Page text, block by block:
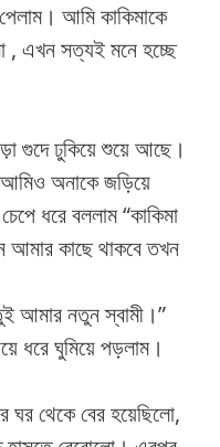
আমি কাকিমাকে
, এখন সত্যই মনে হচ্ছে
গুদে ঢুকিয়ে শুয়ে আছে।
অনাকে জড়িয়ে
ধরে বললাম “কাকিমা
আমার কাছে থাকবে তখন
আমার নতুন স্বামী।”
ধরে ঘুমিয়ে পড়লাম।
ঘর থেকে বের হয়েছিলো,